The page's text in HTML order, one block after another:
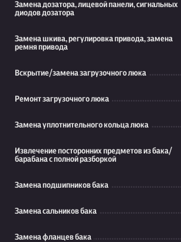
Замена дозатора, лицевой панели, сигнальных
диодов дозатора
Замена шкива, регулировка привода, замена
ремня привода
Вскрытие/замена загрузочного люка
Ремонт загрузочного люка
Замена уплотнительного кольца люка
Извлечение посторонних предметов из бака/
барабана с полной разборкой
Замена подшипников бака
Замена сальников бака
Замена фланцев бака